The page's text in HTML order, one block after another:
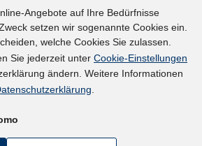
Angebote auf Ihre Bedürfnisse
setzen wir sogenannte Cookies ein.
welche Cookies Sie zulassen.
Sie jederzeit unter Cookie-Einstellungen
ändern. Weitere Informationen
.